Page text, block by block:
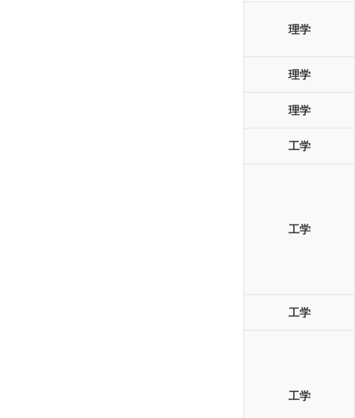
理学
理学
理学
工学
工学
工学
工学